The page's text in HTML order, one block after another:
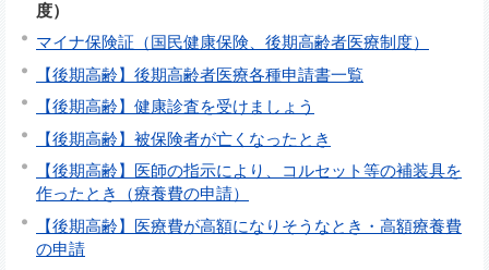
度）
マイナ保険証（国民健康保険、後期高齢者医療制度）
【後期高齢】後期高齢者医療各種申請書一覧
【後期高齢】健康診査を受けましょう
【後期高齢】被保険者が亡くなったとき
【後期高齢】医師の指示により、コルセット等の補装具を
作ったとき（療養費の申請）
【後期高齢】医療費が高額になりそうなとき・高額療養費
の申請